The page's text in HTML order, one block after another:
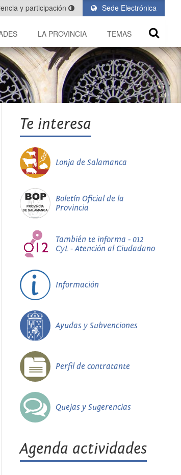
Sede Electrónica
y participación
LA PROVINCIA TEMAS
Te interesa
Lonja de Salamanca
Boletín Oficial de la
Provincia
También te informa - 012
CyL - Atención al Ciudadano
Información
Ayudas y Subvenciones
Perfil de contratante
Quejas y Sugerencias
Agenda actividades